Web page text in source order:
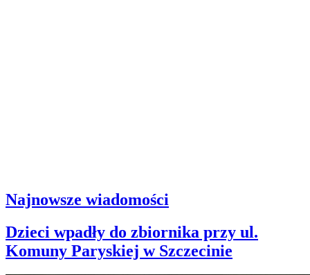
Najnowsze wiadomości
Dzieci wpadły do zbiornika przy ul.
Komuny Paryskiej w Szczecinie